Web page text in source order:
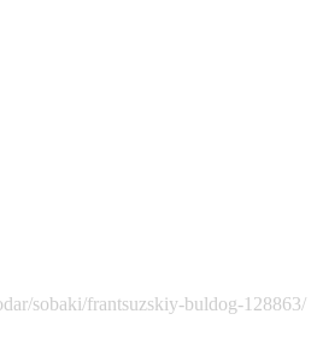
sobaki/frantsuzskiy-buldog-128863/